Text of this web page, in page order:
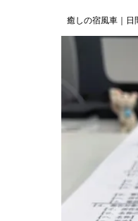
癒しの宿風車｜日